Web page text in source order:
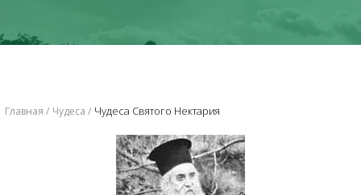
Главная Чудеса ​Чудеса Святого Нектария